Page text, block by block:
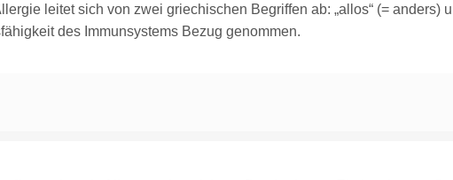
leitet sich von zwei griechischen Begriffen ab: „allos“ (= anders)
des Immunsystems Bezug genommen.